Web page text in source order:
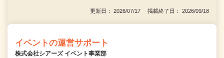
更新日： 2026/07/17 掲載終了日： 2026/09/18
イベントの運営サポート
株式会社シアーズ イベント事業部